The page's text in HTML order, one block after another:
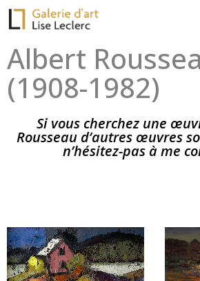
Albert
(1908-1982)
Si vous cherchez une
Rousseau d’autres œuvres
n’hésitez-pas à me